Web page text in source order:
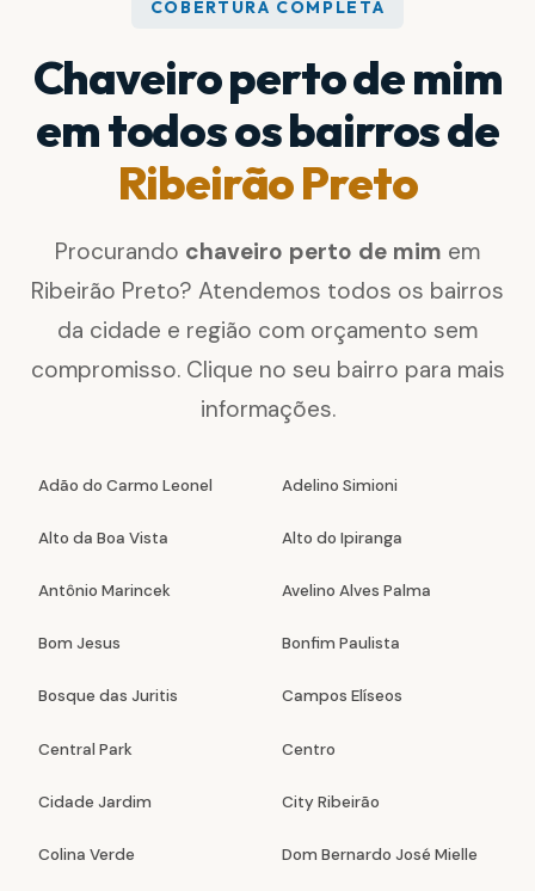
COBERTURA COMPLETA
Chaveiro perto de mim
em todos os bairros de
Ribeirão Preto
Procurando chaveiro perto de mim em
Ribeirão Preto? Atendemos todos os bairros
da cidade e região com orçamento sem
compromisso. Clique no seu bairro para mais
informações.
Adão do Carmo Leonel Adelino Simioni
Alto da Boa Vista Alto do Ipiranga
Antônio Marincek Avelino Alves Palma
Bom Jesus Bonfim Paulista
Bosque das Juritis Campos Elíseos
Central Park Centro
Cidade Jardim City Ribeirão
Colina Verde Dom Bernardo José Mielle